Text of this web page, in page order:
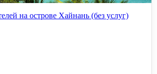
на острове Хайнань (без услуг)